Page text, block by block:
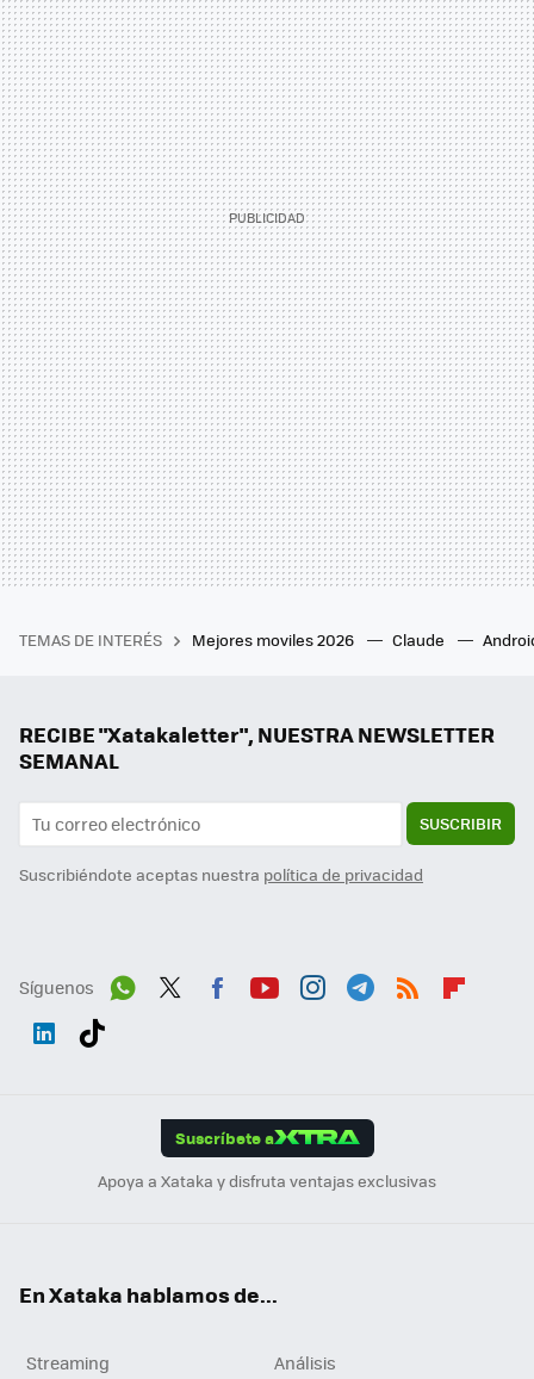
TEMAS DE INTERÉS Mejores moviles 2026 Claude
RECIBE "Xatakaletter", NUESTRA NEWSLETTER
SEMANAL
SUSCRIBIR
Suscribiéndote aceptas nuestra política de privacidad
Síguenos
Suscríbete a
Apoya a Xataka y disfruta ventajas exclusivas
En Xataka hablamos de...
Streaming
Análisis